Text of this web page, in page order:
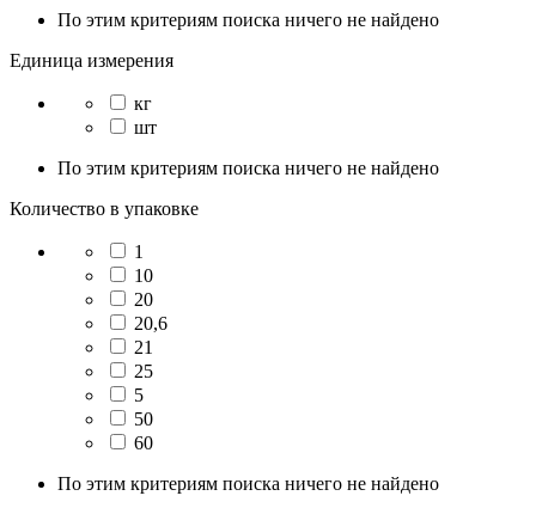
По этим критериям поиска ничего не найдено
Единица измерения
кг
шт
По этим критериям поиска ничего не найдено
Количество в упаковке
1
10
20
20,6
21
25
5
50
60
По этим критериям поиска ничего не найдено